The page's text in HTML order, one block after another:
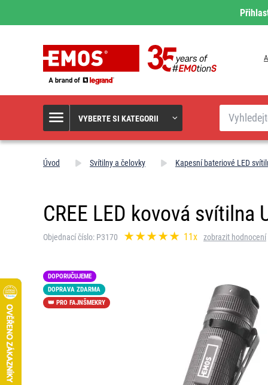
VYBERTE SI KATEGORII
Hledat
Úvod Svítilny a čelovky Kapesní bateriové LED
CREE LED kovová
Objednací číslo: P3170 11x zobrazit hodnocení
DOPORUČUJEME
DOPRAVA ZDARMA
👑 PRO FAJNŠMEKRY